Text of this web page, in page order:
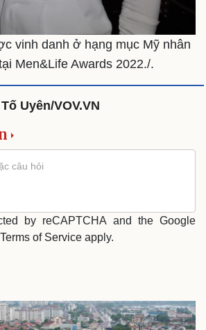
Sao Việt
vinh danh ở hạng mục Mỹ nhân
Men&Life Awards 2022./.
Tố Uyên/VOV.VN
by reCAPTCHA and the Google
Terms of Service apply.